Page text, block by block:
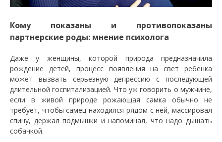
Кому показаны и противопоказаны
партнерские роды: мнение психолога
Даже у женщины, которой природа предназначила
рождение детей, процесс появления на свет ребенка
может вызвать серьезную депрессию с последующей
длительной госпитализацией. Что уж говорить о мужчине,
если в живой природе рожающая самка обычно не
требует, чтобы самец находился рядом с ней, массировал
спину, держал подмышки и напоминал, что надо дышать
собачкой.